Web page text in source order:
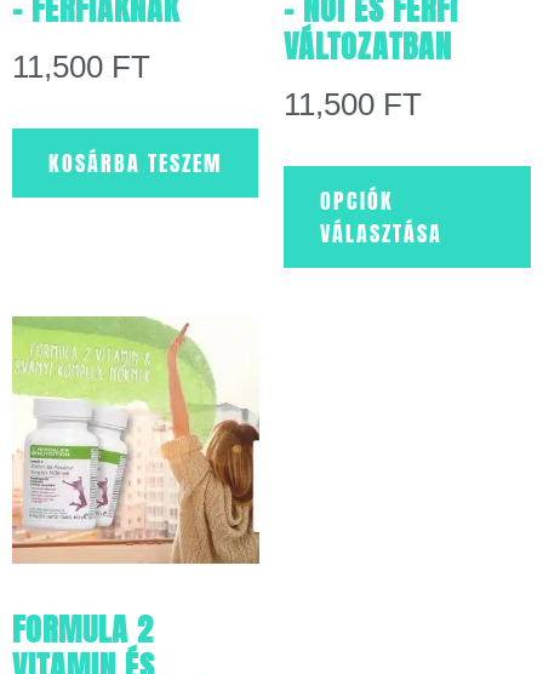
11,500 FT
KOSÁRBA TESZEM
VÁLTOZATBAN
11,500 FT
OPCIÓK
VÁLASZTÁSA
FORMULA 2